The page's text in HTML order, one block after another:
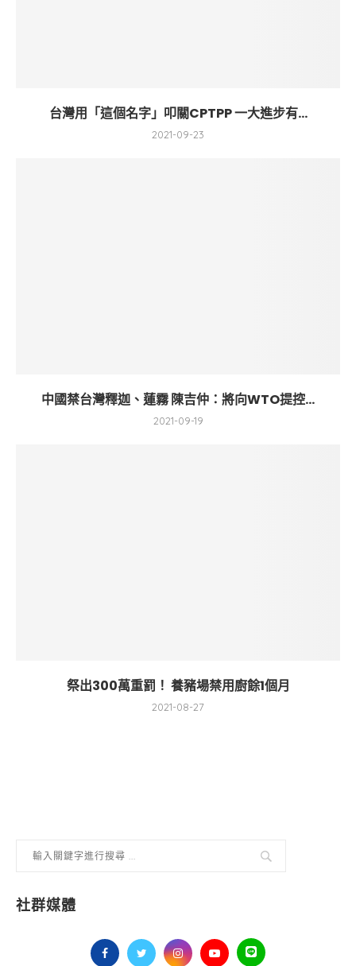
台灣用「這個名字」叩關CPTPP 一大進步有...
2021-09-23
中國禁台灣釋迦、蓮霧 陳吉仲：將向WTO提控...
2021-09-19
祭出300萬重罰！ 養豬場禁用廚餘1個月
2021-08-27
社群媒體